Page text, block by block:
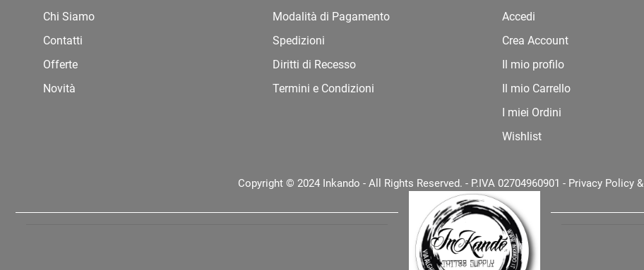
Chi Siamo
Contatti
Offerte
Novità
Modalità di Pagamento
Spedizioni
Diritti di Recesso
Termini e Condizioni
Accedi
Crea Account
Il mio profilo
Il mio Carrello
I miei Ordini
Wishlist
Copyright © 2024 Inkando - All Rights Reserved. - P.IVA 02704960901 - Privacy Policy&